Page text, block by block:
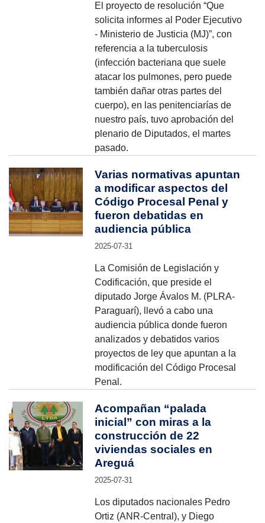
El proyecto de resolución “Que
solicita informes al Poder Ejecutivo
- Ministerio de Justicia (MJ)”, con
referencia a la tuberculosis
(infección bacteriana que suele
atacar los pulmones, pero puede
también dañar otras partes del
cuerpo), en las penitenciarías de
nuestro país, tuvo aprobación del
plenario de Diputados, el martes
pasado.
Varias normativas apuntan
a modificar aspectos del
Código Procesal Penal y
fueron debatidas en
audiencia pública
2025-07-31
La Comisión de Legislación y
Codificación, que preside el
diputado Jorge Ávalos M. (PLRA-
Paraguarí), llevó a cabo una
audiencia pública donde fueron
analizados y debatidos varios
proyectos de ley que apuntan a la
modificación del Código Procesal
Penal.
Acompañan “palada
inicial” con miras a la
construcción de 22
viviendas sociales en
Areguá
2025-07-31
Los diputados nacionales Pedro
Ortiz (ANR-Central), y Diego